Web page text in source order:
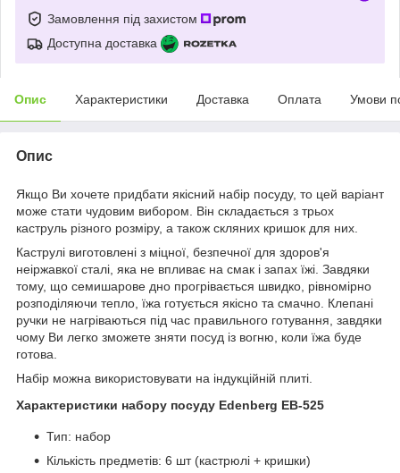
Замовлення під захистом
Доступна доставка
Опис Характеристики Доставка Оплата Умови
Опис
Якщо Ви хочете придбати якісний набір посуду, то цей варіант
може стати чудовим вибором. Він складається з трьох
каструль різного розміру, а також скляних кришок для них.
Каструлі виготовлені з міцної, безпечної для здоров'я
неіржавкої сталі, яка не впливає на смак і запах їжі. Завдяки
тому, що семишарове дно прогрівається швидко, рівномірно
розподіляючи тепло, їжа готується якісно та смачно. Клепані
ручки не нагріваються під час правильного готування, завдяки
чому Ви легко зможете зняти посуд із вогню, коли їжа буде
готова.
Набір можна використовувати на індукційній плиті.
Характеристики набору посуду Edenberg EB-525
Тип: набор
Кількість предметів: 6 шт (кастрюлі + кришки)